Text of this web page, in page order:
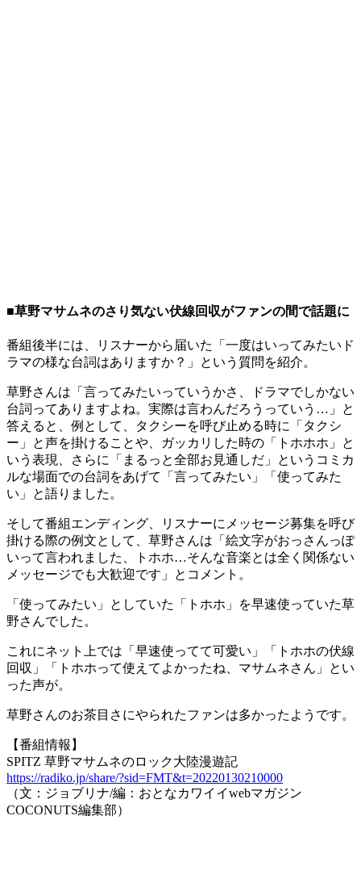
■草野マサムネのさり気ない伏線回収がファンの間で話題に
番組後半には、リスナーから届いた「一度はいってみたいド
ラマの様な台詞はありますか？」という質問を紹介。
草野さんは「言ってみたいっていうかさ、ドラマでしかない
台詞ってありますよね。実際は言わんだろうっていう…」と
答えると、例として、タクシーを呼び止める時に「タクシ
ー」と声を掛けることや、ガッカリした時の「トホホホ」と
いう表現、さらに「まるっと全部お見通しだ」というコミカ
ルな場面での台詞をあげて「言ってみたい」「使ってみた
い」と語りました。
そして番組エンディング、リスナーにメッセージ募集を呼び
掛ける際の例文として、草野さんは「絵文字がおっさんっぽ
いって言われました、トホホ…そんな音楽とは全く関係ない
メッセージでも大歓迎です」とコメント。
「使ってみたい」としていた「トホホ」を早速使っていた草
野さんでした。
これにネット上では「早速使ってて可愛い」「トホホの伏線
回収」「トホホって使えてよかったね、マサムネさん」とい
った声が。
草野さんのお茶目さにやられたファンは多かったようです。
【番組情報】
SPITZ 草野マサムネのロック大陸漫遊記
https://radiko.jp/share/?sid=FMT&t=20220130210000
（文：ジョブリナ/編：おとなカワイイwebマガジン
COCONUTS編集部）